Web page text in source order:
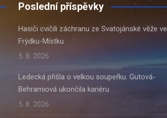
Poslední příspěvky
Hasiči cvičili záchranu ze Svatojánské věže ve
Frýdku-Místku
5. 8. 2026
Ledecká přišla o velkou soupeřku. Gutová-
Behramiová ukončila kariéru
5. 8. 2026